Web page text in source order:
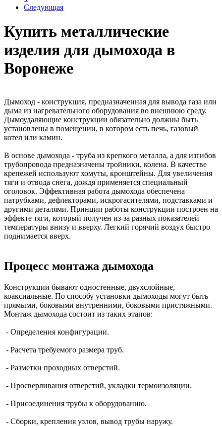
Следующая
Купить металлические
изделия для дымохода в
Воронеже
Дымоход - конструкция, предназначенная для вывода газа или
дыма из нагревательного оборудования во внешнюю среду.
Дымоудаляющие конструкции обязательно должны быть
установлены в помещении, в котором есть печь, газовый
котел или камин.
В основе дымохода - труба из крепкого металла, а для изгибов
трубопровода предназначены тройники, колена. В качестве
крепежей используют хомуты, кронштейны. Для увеличения
тяги и отвода снега, дождя применяется специальный
оголовок. Эффективная работа дымохода обеспечена
патрубками, дефлекторами, искрогасителями, подставками и
другими деталями. Принцип работы конструкции построен на
эффекте тяги, который получен из-за разных показателей
температуры внизу и вверху. Легкий горячий воздух быстро
поднимается вверх.
Процесс монтажа дымохода
Конструкции бывают одностенные, двухслойные,
коаксиальные. По способу установки дымоходы могут быть
прямыми, боковыми внутренними, боковыми пристяжными.
Монтаж дымохода состоит из таких этапов:
- Определения конфигурации.
- Расчета требуемого размера труб.
- Разметки проходных отверстий.
- Просверливания отверстий, укладки термоизоляции.
- Присоединения трубы к оборудованию.
- Сборки, крепления узлов, вывод трубы наружу.